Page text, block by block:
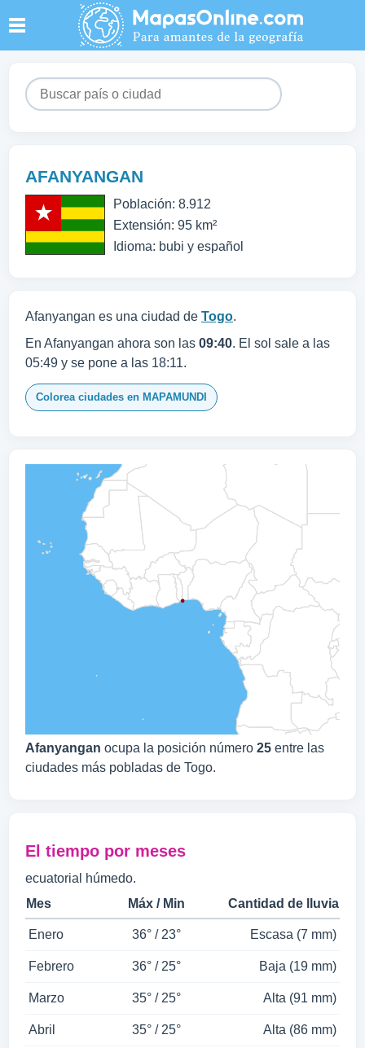
AFANYANGAN
Población: 8.912
Extensión: 95 km²
Idioma: bubi y español
Afanyangan es una ciudad de Togo.
En Afanyangan ahora son las 09:40. El sol sale a las
05:49 y se pone a las 18:11.
Colorea ciudades en MAPAMUNDI
Afanyangan ocupa la posición número 25 entre las
ciudades más pobladas de Togo.
El tiempo por meses
ecuatorial húmedo.
Mes
Máx / Min Cantidad de lluvia
Enero 36° / 23° Escasa (7 mm)
Febrero 36° / 25° Baja (19 mm)
Marzo 35° / 25° Alta (91 mm)
Abril 35° / 25° Alta (86 mm)